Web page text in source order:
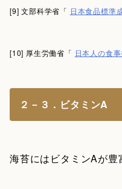
[9] 文部科学省「 日本食品標準
[10] 厚生労働省「 日本人の食
２－３．ビタミンA
海苔にはビタミンAが豊